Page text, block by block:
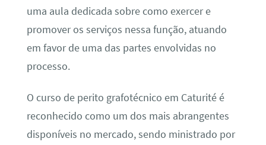
uma aula dedicada sobre como exercer e
promover os serviços nessa função, atuando
em favor de uma das partes envolvidas no
processo.
O curso de perito grafotécnico em Caturité é
reconhecido como um dos mais abrangentes
disponíveis no mercado, sendo ministrado por